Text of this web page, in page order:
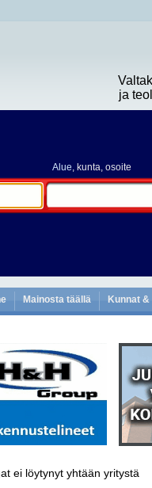
ja
Alue, kunta, osoite
Mainosta täällä Kunnat
ei löytynyt yhtään yritystä